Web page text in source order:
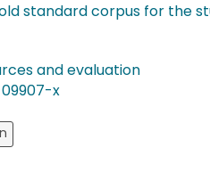
standard corpus for the
and evaluation
​x